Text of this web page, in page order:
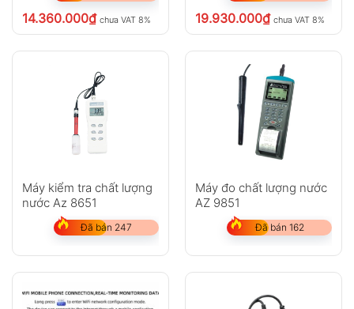
14.360.000₫ chưa VAT 8% 19.930.000₫ chưa VAT 8%
Máy kiểm tra chất lượng
nước Az 8651
Đã bán 247
Máy đo chất lượng nước
AZ 9851
Đã bán 162